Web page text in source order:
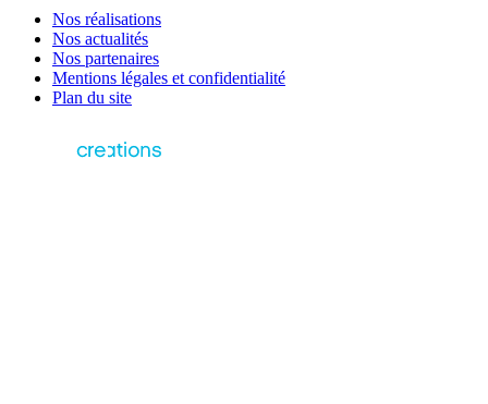
Nos réalisations
Nos actualités
Nos partenaires
Mentions légales et confidentialité
Plan du site